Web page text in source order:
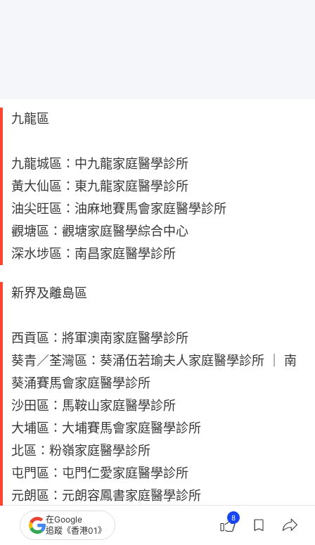
九龍區
九龍城區：中九龍家庭醫學診所
黃大仙區：東九龍家庭醫學診所
油尖旺區：油麻地賽馬會家庭醫學診所
觀塘區：觀塘家庭醫學綜合中心
深水埗區：南昌家庭醫學診所
新界及離島區
西貢區：將軍澳南家庭醫學診所
葵青／荃灣區：葵涌伍若瑜夫人家庭醫學診所 ｜ 南
葵涌賽馬會家庭醫學診所
沙田區：馬鞍山家庭醫學診所
大埔區：大埔賽馬會家庭醫學診所
北區：粉嶺家庭醫學診所
屯門區：屯門仁愛家庭醫學診所
元朗區：元朗容鳳書家庭醫學診所
離島區：北大嶼山家庭醫學綜合中心（北大嶼山醫院
三樓）
在Google
追蹤《香港01》
8